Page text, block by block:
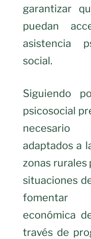
garantizar
puedan
asistencia
social.
Siguiendo
psicosocial
necesario
adaptados a
zonas
situaciones
fomentar
económica
través de